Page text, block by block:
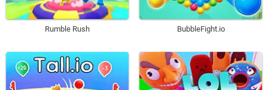
Rumble Rush BubbleFight.io